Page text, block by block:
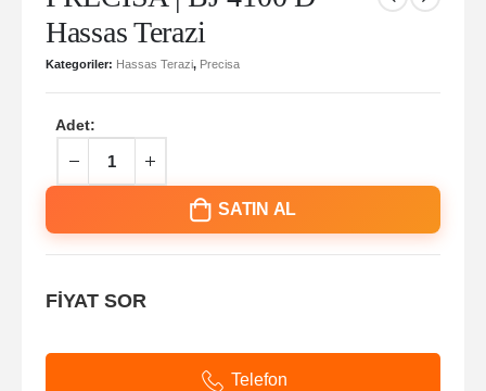
Hassas Terazi
Kategoriler: Hassas Terazi, Precisa
Adet:
SATIN AL
FİYAT SOR
Telefon